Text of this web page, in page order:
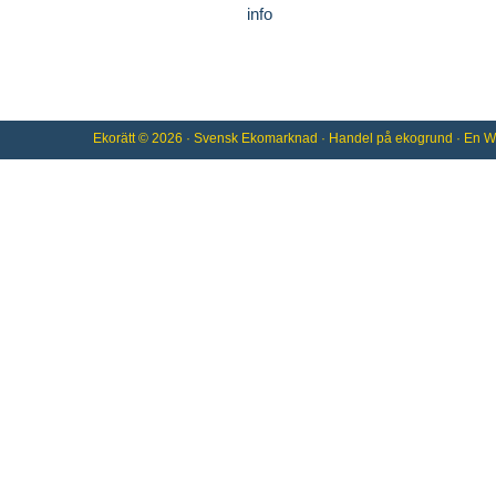
info
Ekorätt© 2026 ·Svensk Ekomarknad · Handel påekogrund · En